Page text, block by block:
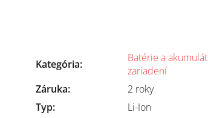
Kategória:
Batérie a
zariadení
Záruka:
2 roky
Typ:
Li-Ion